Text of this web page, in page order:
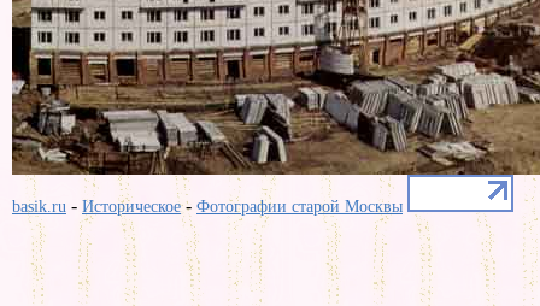
basik.ru - Историческое- Фотографии старой Москвы